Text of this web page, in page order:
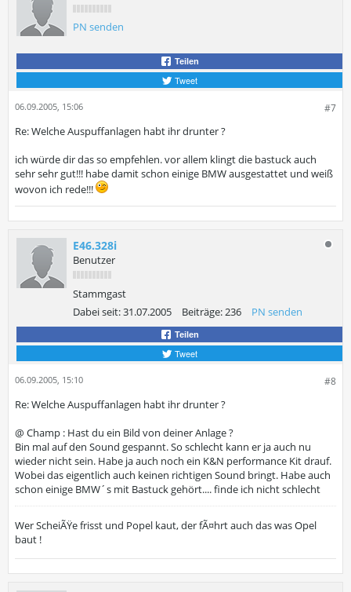
PN senden
Teilen
Tweet
#7
06.09.2005, 15:06
Re: Welche Auspuffanlagen habt ihr drunter ?
ich würde dir das so empfehlen. vor allem klingt die bastuck auch
sehr sehr gut!!! habe damit schon einige BMW ausgestattet und weiß
wovon ich rede!!!
E46.328i
Benutzer
Stammgast
Dabei seit:31.07.2005 Beiträge:236 PN senden
Teilen
Tweet
#8
06.09.2005, 15:10
Re: Welche Auspuffanlagen habt ihr drunter ?
@ Champ : Hast du ein Bild von deiner Anlage ?
Bin mal auf den Sound gespannt. So schlecht kann er ja auch nu
wieder nicht sein. Habe ja auch noch ein K&N performance Kit drauf.
Wobei das eigentlich auch keinen richtigen Sound bringt. Habe auch
schon einige BMW´s mit Bastuck gehört.... finde ich nicht schlecht
Wer ScheiÃŸe frisst und Popel kaut, der fÃ¤hrt auch das was Opel
baut !